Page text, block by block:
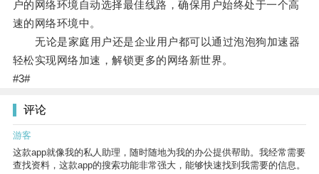
户的网络环境自动选择最佳线路，确保用户始终处于一个高
速的网络环境中。
无论是家庭用户还是企业用户都可以通过泡泡狗加速器
轻松实现网络加速，解锁更多的网络新世界。
#3#
评论
游客
这款app就像我的私人助理，随时随地为我的办公提供帮助。我经常需要
查找资料，这款app的搜索功能非常强大，能够快速找到我需要的信息。